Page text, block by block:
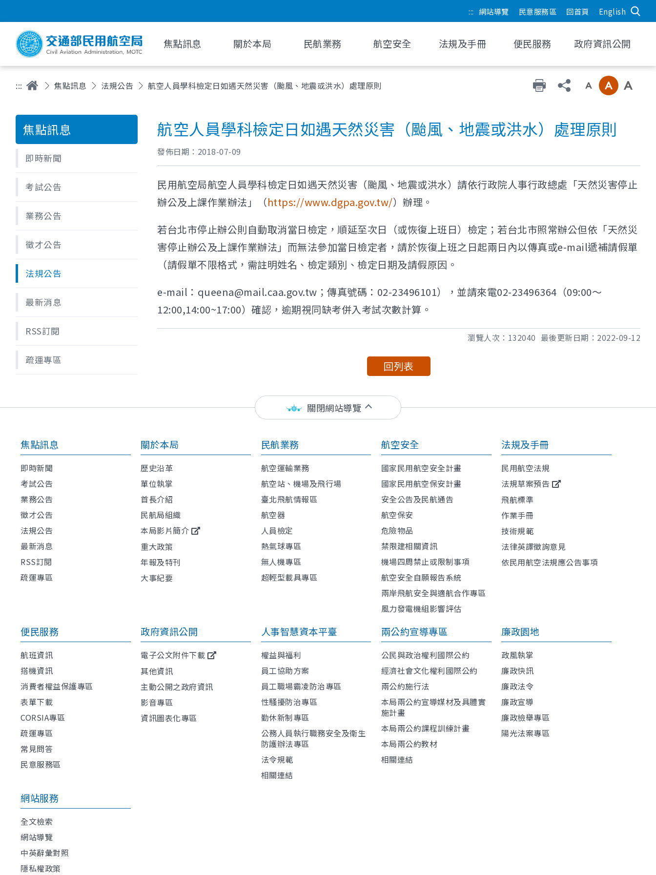
::: 網站導覽 民意服務區 回首頁 English
焦點訊息 關於本局 民航業務 航空安全 法規及手冊 便民服務 政府資訊公開
::: 焦點訊息 法規公告 航空人員學科檢定日如遇天然災害（颱風、地震或洪水）處理原則
焦點訊息
即時新聞
考試公告
業務公告
徵才公告
法規公告
最新消息
RSS訂閱
疏運專區
航空人員學科檢定日如遇天然災害（颱風、地震或洪水）處理原則
發佈日期： 2018-07-09
民用航空局航空人員學科檢定日如遇天然災害（颱風、地震或洪水）請依行政院人事行政總處「天然災害停止
辦公及上課作業辦法」（https://www.dgpa.gov.tw/）辦理。
若台北市停止辦公則自動取消當日檢定，順延至次日（或恢復上班日）檢定；若台北市照常辦公但依「天然災
害停止辦公及上課作業辦法」而無法參加當日檢定者，請於恢復上班之日起兩日內以傳真或e-mail遞補請假單
（請假單不限格式，需註明姓名、檢定類別、檢定日期及請假原因。
e-mail：queena@mail.caa.gov.tw；傳真號碼：02-23496101），並請來電02-23496364（09:00～
12:00,14:00~17:00）確認，逾期視同缺考併入考試次數計算。
瀏覽人次： 132040 最後更新日期： 2022-09-12
回列表
關閉網站導覽
焦點訊息
即時新聞
考試公告
業務公告
徵才公告
法規公告
最新消息
RSS訂閱
疏運專區
關於本局
歷史沿革
單位執掌
首長介紹
民航局組織
本局影片簡介
重大政策
年報及特刊
大事紀要
民航業務
航空運輸業務
航空站、機場及飛行場
臺北飛航情報區
航空器
人員檢定
熱氣球專區
無人機專區
超輕型載具專區
航空安全
國家民用航空安全計畫
國家民用航空保安計畫
安全公告及民航通告
航空保安
危險物品
禁限建相關資訊
機場四周禁止或限制事項
航空安全自願報告系統
兩岸飛航安全與適航合作專區
風力發電機組影響評估
法規及手冊
民用航空法規
法規草案預告
飛航標準
作業手冊
技術規範
法律英譯徵詢意見
依民用航空法規應公告事項
便民服務
航班資訊
搭機資訊
消費者權益保護專區
表單下載
CORSIA專區
疏運專區
常見問答
民意服務區
政府資訊公開
電子公文附件下載
其他資訊
主動公開之政府資訊
影音專區
資訊圖表化專區
人事智慧資本平臺
權益與福利
員工協助方案
員工職場霸凌防治專區
性騷擾防治專區
勤休新制專區
公務人員執行職務安全及衛生
防護辦法專區
法令規範
相關連結
兩公約宣導專區
公民與政治權利國際公約
經濟社會文化權利國際公約
兩公約施行法
本局兩公約宣導媒材及具體實
施計畫
本局兩公約課程訓練計畫
本局兩公約教材
相關連結
廉政園地
政風執掌
廉政快訊
廉政法令
廉政宣導
廉政檢舉專區
陽光法案專區
網站服務
全文檢索
網站導覽
中英辭彙對照
隱私權政策